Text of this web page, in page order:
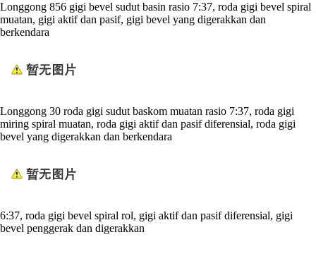
Longgong 856 gigi bevel sudut basin rasio 7:37, roda gigi bevel spiral
muatan, gigi aktif dan pasif, gigi bevel yang digerakkan dan
berkendara
Longgong 30 roda gigi sudut baskom muatan rasio 7:37, roda gigi
miring spiral muatan, roda gigi aktif dan pasif diferensial, roda gigi
bevel yang digerakkan dan berkendara
6:37, roda gigi bevel spiral rol, gigi aktif dan pasif diferensial, gigi
bevel penggerak dan digerakkan